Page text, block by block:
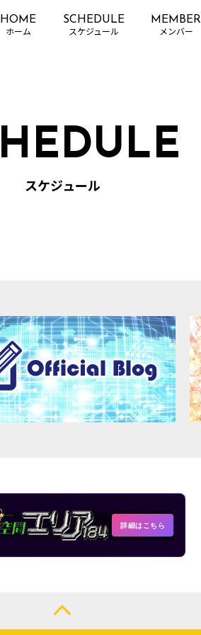
HOME SCHEDULE MEMBER
スケジュール
詳細はこちら